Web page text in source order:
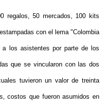
regalos, 50 mercados, 100 kits
con el lema "Colombia
a los asistentes por parte de los
que se vincularon con las dos
tuvieron un valor de treinta
costos que fueron asumidos en